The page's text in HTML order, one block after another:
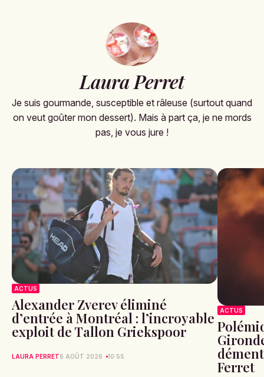
Laura Perret
Je suis gourmande, susceptible et râleuse (surtout quand
on veut goûter mon dessert). Mais à part ça, je ne mords
pas, je vous jure !
ACTUS
Alexander Zverev éliminé
d’entrée à Montréal : l’incroyable
exploit de Tallon Griekspoor
LAURA PERRET6 AOÛT 2026 10:55
ACTUS
Ferret